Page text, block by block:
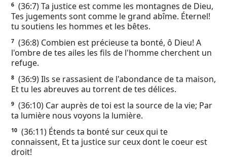
6 (36:7) Ta justice est comme les montagnes de Dieu,
Tes jugements sont comme le grand abîme. Éternel!
tu soutiens les hommes et les bêtes.
7 (36:8) Combien est précieuse ta bonté, ô Dieu! A
l'ombre de tes ailes les fils de l'homme cherchent un
refuge.
8 (36:9) Ils se rassasient de l'abondance de ta maison,
Et tu les abreuves au torrent de tes délices.
9 (36:10) Car auprès de toi est la source de la vie; Par
ta lumière nous voyons la lumière.
10 (36:11) Étends ta bonté sur ceux qui te
connaissent, Et ta justice sur ceux dont le coeur est
droit!